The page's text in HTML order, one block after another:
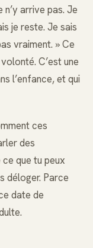
arrive pas. Je
je reste. Je sais
vraiment. » Ce
C’est une
l’enfance, et qui
ces
des
que tu peux
déloger. Parce
date de